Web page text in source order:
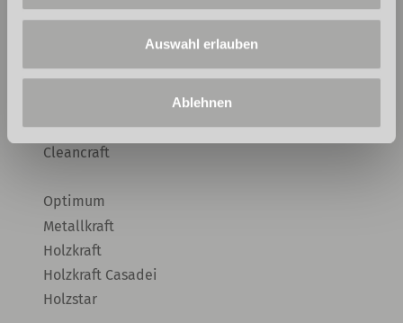
Auswahl erlauben
Ablehnen
Schweisskraft
Unicraft
Cleancraft
Optimum
Metallkraft
Holzkraft
Holzkraft Casadei
Holzstar